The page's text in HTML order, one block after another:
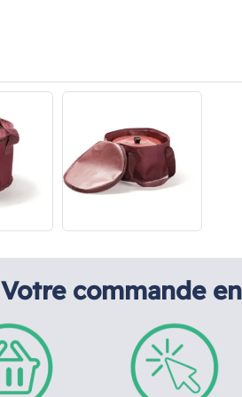
Votre commande